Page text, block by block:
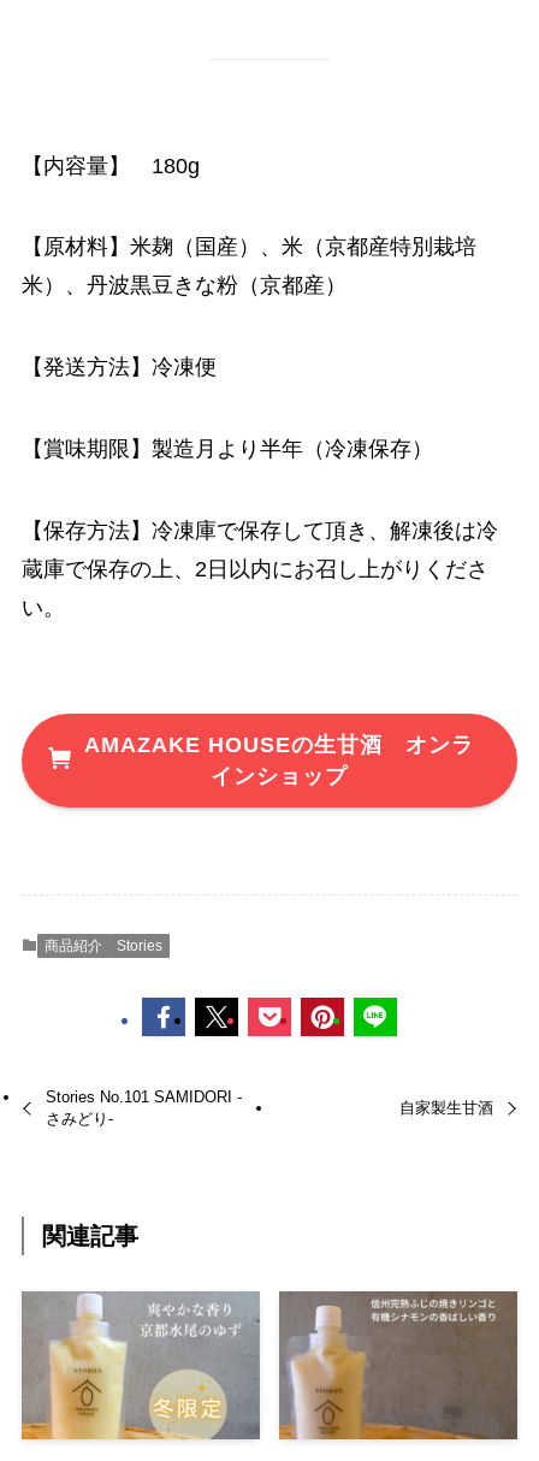
【内容量】 180g
【原材料】米麹（国産）、米（京都産特別栽培
米）、丹波黒豆きな粉（京都産）
【発送方法】冷凍便
【賞味期限】製造月より半年（冷凍保存）
【保存方法】冷凍庫で保存して頂き、解凍後は冷
蔵庫で保存の上、2日以内にお召し上がりくださ
い。
AMAZAKE HOUSEの生甘酒 オンラ
インショップ
商品紹介 Stories
Stories No.101 SAMIDORI -
さみどり-
自家製生甘酒
関連記事